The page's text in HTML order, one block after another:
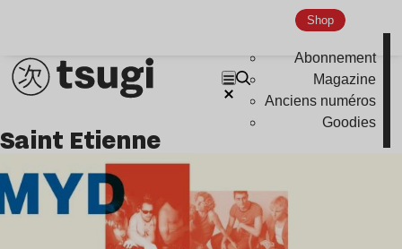
Shop
Abonnement
Magazine
Anciens numéros
Goodies
Saint Etienne